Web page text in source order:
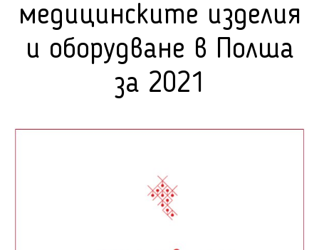
медицинските изделия
и оборудване в Полша
за 2021